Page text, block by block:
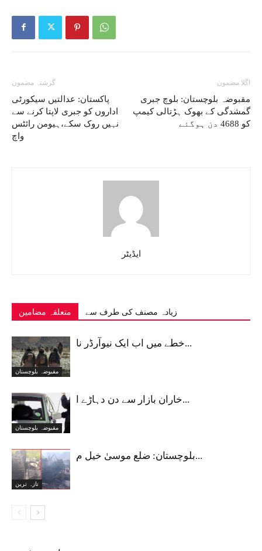
گزشتہ مضمون
پاکستان: عدالتیں سیکورٹی
اداروں کو جبری لاپتا کرنے سے
نہیں روک سکے،ہیومن رائٹس
واچ
اگلا مضمون
مقبوضہ بلوچستان: بلوچ جبری
گمشدگی کے بھوک ہڑتالی کیمپ
کو 4688 دن ہوگئے
ایڈیٹر
متعلقہ مضامین زیادہ مصنف کی طرف سے
مقبوضہ بلوچستان
خطے میں اب ایک نیوآرڈر نا...
مقبوضہ بلوچستان
خاران بازار سے دن دہاڑے ا...
تازہ ترین
بلوچستان: ضلع موسیٰ خیل م...